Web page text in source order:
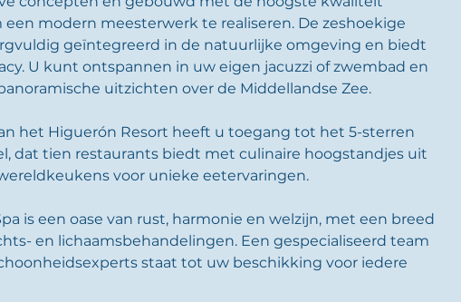
een modern meesterwerk te realiseren. De zeshoekige
geïntegreerd in de natuurlijke omgeving en biedt
U kunt ontspannen in uw eigen jacuzzi of zwembad en
uitzichten over de Middellandse Zee.
het Higuerón Resort heeft u toegang tot het 5-sterren
dat tien restaurants biedt met culinaire hoogstandjes uit
voor unieke eetervaringen.
is een oase van rust, harmonie en welzijn, met een breed
en lichaamsbehandelingen. Een gespecialiseerd team
staat tot uw beschikking voor iedere